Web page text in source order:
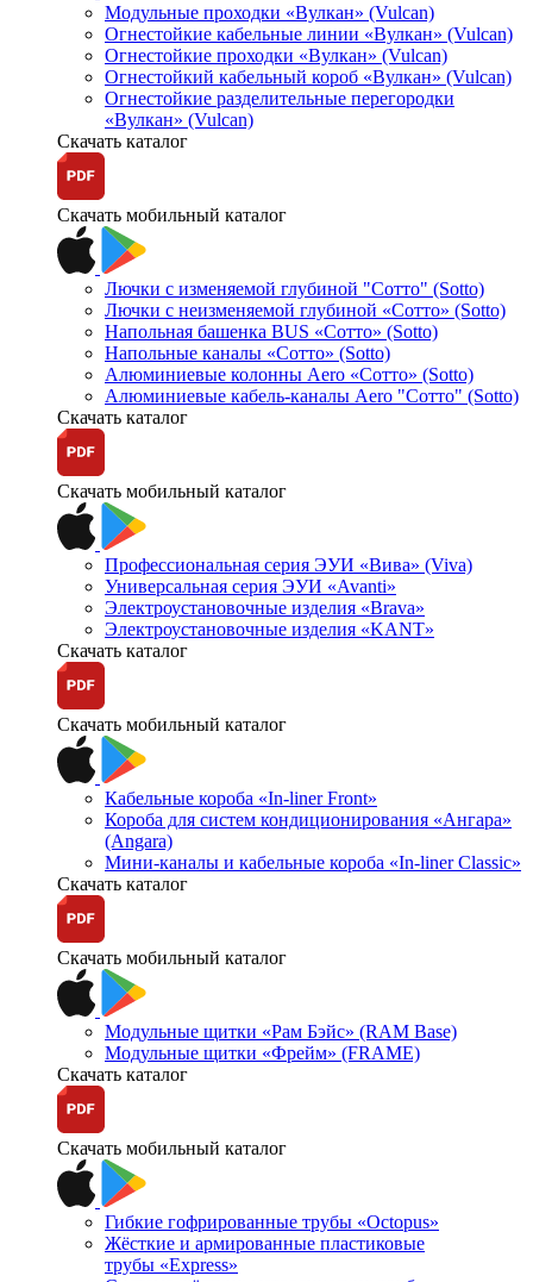
Модульные проходки «Вулкан» (Vulcan)
Огнестойкие кабельные линии «Вулкан» (Vulcan)
Огнестойкие проходки «Вулкан» (Vulcan)
Огнестойкий кабельный короб «Вулкан» (Vulcan)
Огнестойкие разделительные перегородки
«Вулкан» (Vulcan)
Скачать каталог
Скачать мобильный каталог
Лючки с изменяемой глубиной "Сотто" (Sotto)
Лючки с неизменяемой глубиной «Сотто» (Sotto)
Напольная башенка BUS «Сотто» (Sotto)
Напольные каналы «Сотто» (Sotto)
Алюминиевые колонны Aero «Сотто» (Sotto)
Алюминиевые кабель-каналы Aero "Сотто" (Sotto)
Скачать каталог
Скачать мобильный каталог
Профессиональная серия ЭУИ «Вива» (Viva)
Универсальная серия ЭУИ «Avanti»
Электроустановочные изделия «Brava»
Электроустановочные изделия «KANT»
Скачать каталог
Скачать мобильный каталог
Кабельные короба «In-liner Front»
Короба для систем кондиционирования «Ангара»
(Angara)
Мини-каналы и кабельные короба «In-liner Classic»
Скачать каталог
Скачать мобильный каталог
Модульные щитки «Рам Бэйс» (RAM Base)
Модульные щитки «Фрейм» (FRAME)
Скачать каталог
Скачать мобильный каталог
Гибкие гофрированные трубы «Octopus»
Жёсткие и армированные пластиковые
трубы «Express»